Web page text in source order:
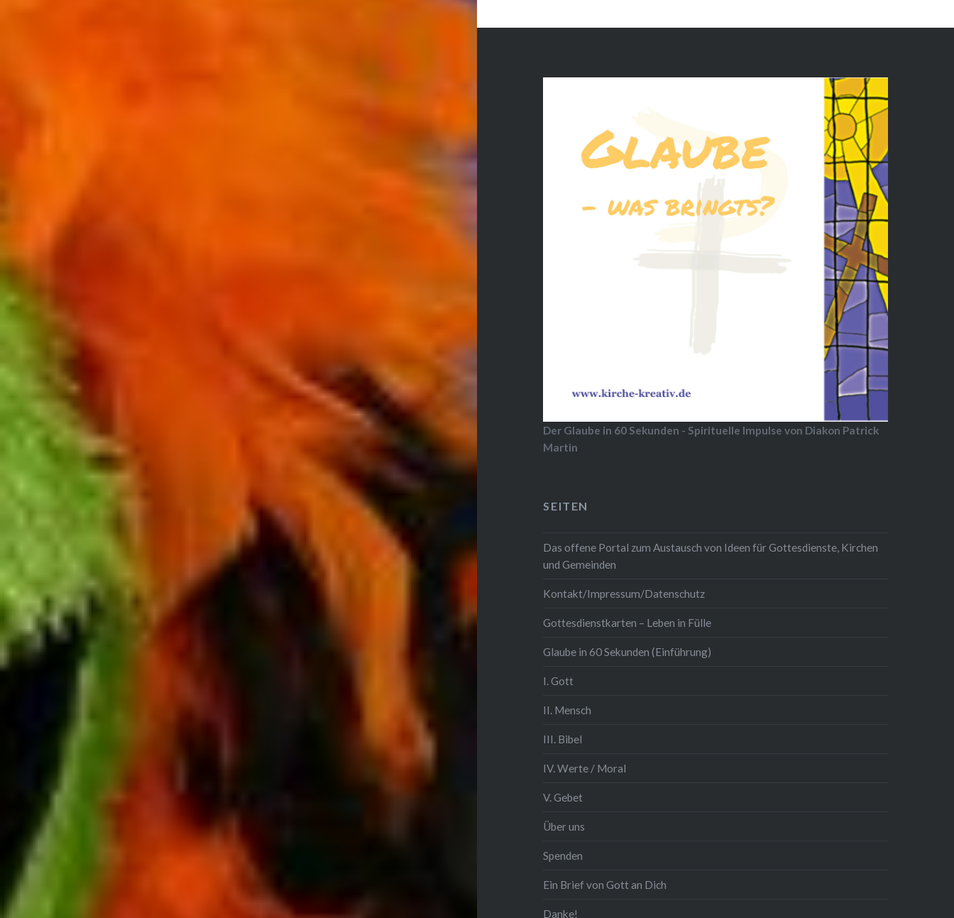
Der Glaube in 60 Sekunden - Spirituelle Impulse von Diakon Patrick
Martin
SEITEN
Das offene Portal zum Austausch von Ideen für Gottesdienste, Kirchen
und Gemeinden
Kontakt/Impressum/Datenschutz
Gottesdienstkarten – Leben in Fülle
Glaube in 60 Sekunden (Einführung)
I. Gott
II. Mensch
III. Bibel
IV. Werte / Moral
V. Gebet
Über uns
Spenden
Ein Brief von Gott an Dich
Danke!